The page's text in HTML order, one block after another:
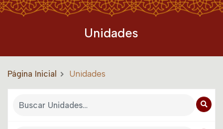
Unidades
Página Inicial Unidades